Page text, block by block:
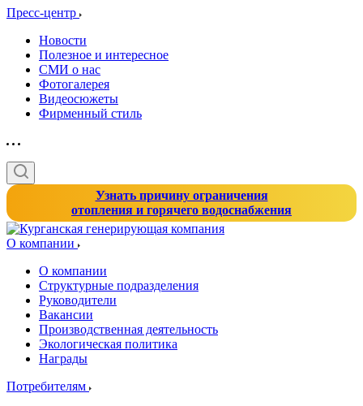
Пресс-центр
Новости
Полезное и интересное
СМИ о нас
Фотогалерея
Видеосюжеты
Фирменный стиль
Узнать причину ограничения
отопления и горячего водоснабжения
О компании
О компании
Структурные подразделения
Руководители
Вакансии
Производственная деятельность
Экологическая политика
Награды
Потребителям